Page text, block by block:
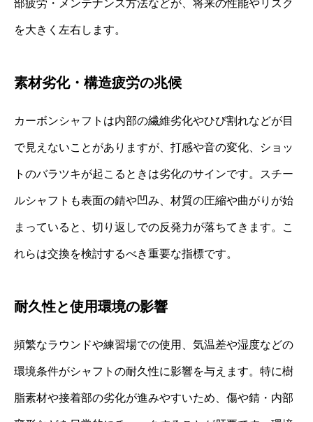
部疲労・メンテナンス方法などが、将来の性能やリスク
を大きく左右します。
素材劣化・構造疲労の兆候
カーボンシャフトは内部の繊維劣化やひび割れなどが目
で見えないことがありますが、打感や音の変化、ショッ
トのバラツキが起こるときは劣化のサインです。スチー
ルシャフトも表面の錆や凹み、材質の圧縮や曲がりが始
まっていると、切り返しでの反発力が落ちてきます。こ
れらは交換を検討するべき重要な指標です。
耐久性と使用環境の影響
頻繁なラウンドや練習場での使用、気温差や湿度などの
環境条件がシャフトの耐久性に影響を与えます。特に樹
脂素材や接着部の劣化が進みやすいため、傷や錆・内部